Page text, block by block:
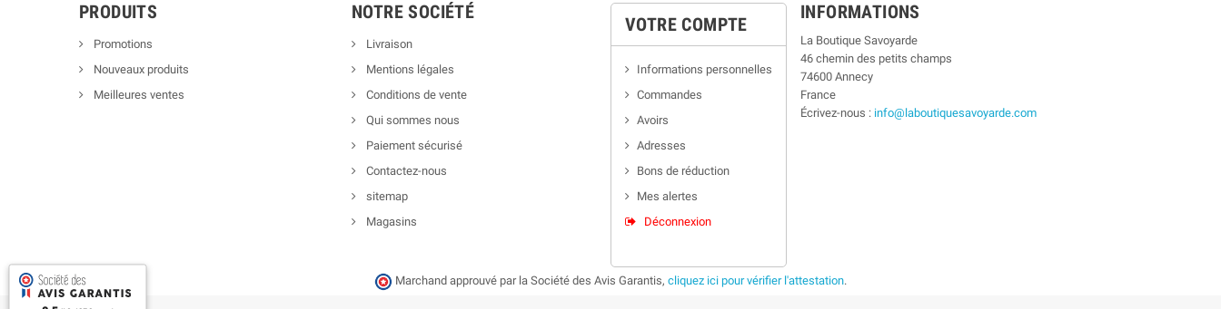
PRODUITS
Promotions
Nouveaux produits
Meilleures ventes
NOTRE SOCIÉTÉ
Livraison
Mentions légales
Conditions de vente
Qui sommes nous
Paiement sécurisé
Contactez-nous
sitemap
Magasins
VOTRE COMPTE
Informations personnelles
Commandes
Avoirs
Adresses
Bons de réduction
Mes alertes
Déconnexion
INFORMATIONS
La Boutique Savoyarde
46 chemin des petits champs
74600 Annecy
France
Écrivez-nous : info@laboutiquesavoyarde.com
Marchand approuvé par la Société des Avis Garantis, cliquez ici pour vérifier l'attestation.